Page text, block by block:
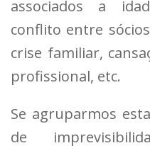
associados a
conflito entre
crise familiar,
profissional, etc.
Se agruparmos
de